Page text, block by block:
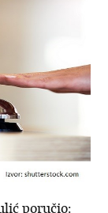
poručio: